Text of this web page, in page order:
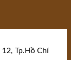
Tp.Hồ Chí